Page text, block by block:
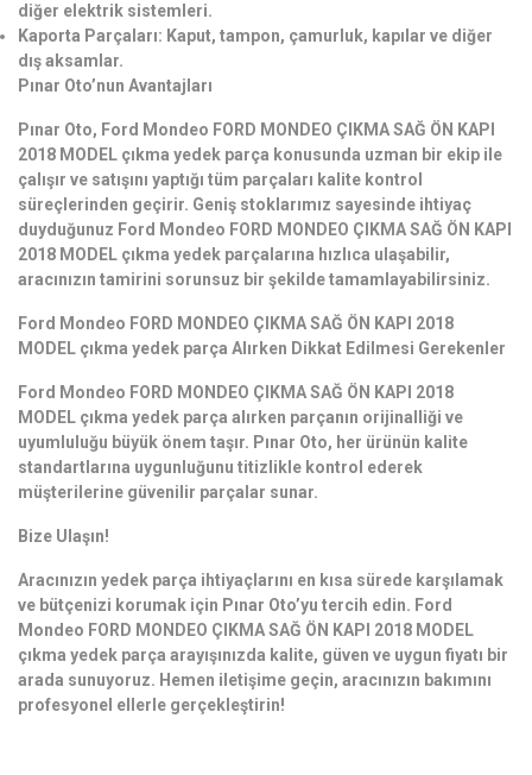
diğer elektrik sistemleri.
Kaporta Parçaları: Kaput, tampon, çamurluk, kapılar ve diğer
dış aksamlar.
Pınar Oto’nun Avantajları
Pınar Oto, Ford Mondeo FORD MONDEO ÇIKMA SAĞ ÖN KAPI
2018 MODEL çıkma yedek parça konusunda uzman bir ekip ile
çalışır ve satışını yaptığı tüm parçaları kalite kontrol
süreçlerinden geçirir. Geniş stoklarımız sayesinde ihtiyaç
duyduğunuz Ford Mondeo FORD MONDEO ÇIKMA SAĞ ÖN KAPI
2018 MODEL çıkma yedek parçalarına hızlıca ulaşabilir,
aracınızın tamirini sorunsuz bir şekilde tamamlayabilirsiniz.
Ford Mondeo FORD MONDEO ÇIKMA SAĞ ÖN KAPI 2018
MODEL çıkma yedek parça Alırken Dikkat Edilmesi Gerekenler
Ford Mondeo FORD MONDEO ÇIKMA SAĞ ÖN KAPI 2018
MODEL çıkma yedek parça alırken parçanın orijinalliği ve
uyumluluğu büyük önem taşır. Pınar Oto, her ürünün kalite
standartlarına uygunluğunu titizlikle kontrol ederek
müşterilerine güvenilir parçalar sunar.
Bize Ulaşın!
Aracınızın yedek parça ihtiyaçlarını en kısa sürede karşılamak
ve bütçenizi korumak için Pınar Oto’yu tercih edin. Ford
Mondeo FORD MONDEO ÇIKMA SAĞ ÖN KAPI 2018 MODEL
çıkma yedek parça arayışınızda kalite, güven ve uygun fiyatı bir
arada sunuyoruz. Hemen iletişime geçin, aracınızın bakımını
profesyonel ellerle gerçekleştirin!